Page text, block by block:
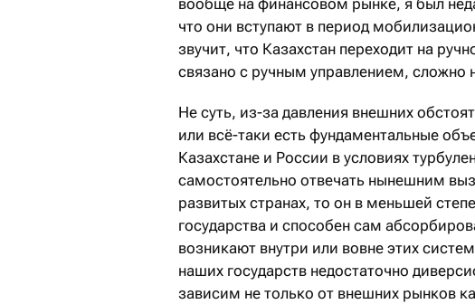
вообще на финансовом рынке, я был
что они вступают в период
звучит, что Казахстан переходит на
связано с ручным управлением,
Не суть, из-за давления внешних
или всё-таки есть фундаментальные
Казахстане и России в условиях
самостоятельно отвечать нынешним
развитых странах, то он в меньшей
государства и способен сам
возникают внутри или вовне этих
наших государств недостаточно
зависим не только от внешних рынков